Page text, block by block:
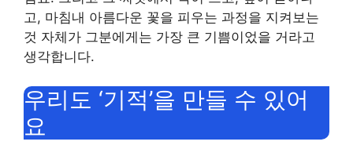
고, 마침내 아름다운 꽃을 피우는 과정을 지켜보는
것 자체가 그분에게는 가장 큰 기쁨이었을 거라고
생각합니다.
우리도 ‘기적’을 만들 수 있어
요